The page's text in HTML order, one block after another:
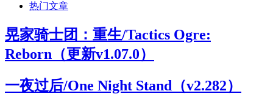
热门文章
晃家骑士团：重生/Tactics Ogre:
Reborn（更新v1.07.0）
一夜过后/One Night Stand（v2.282）